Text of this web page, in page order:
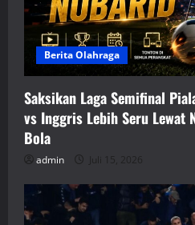
Berita Olahraga
Saksikan Laga Semifinal
vs Inggris Lebih Seru Lewat
Bola
admin Juli 15, 2026